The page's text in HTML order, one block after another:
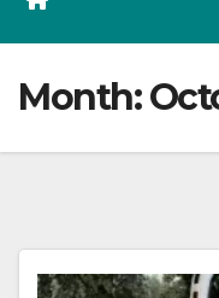
Month: